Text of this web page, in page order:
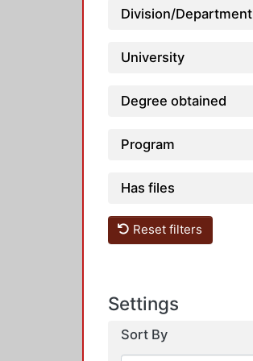
Division/Department
University
Degree obtained
Program
Has files
Reset filters
Settings
Sort By